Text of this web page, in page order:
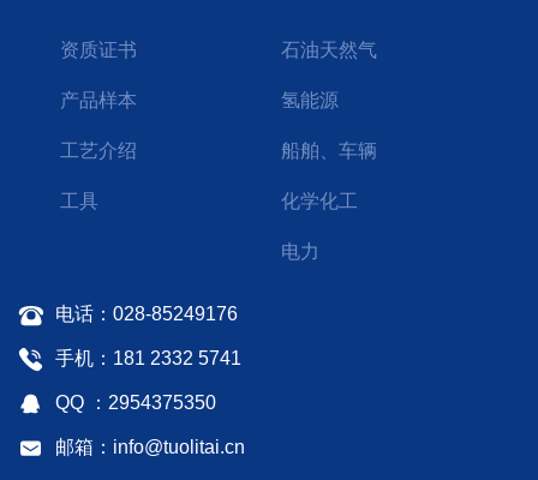
资质证书
产品样本
工艺介绍
工具
石油天然气
氢能源
船舶、车辆
化学化工
电力
电话：028-85249176
手机：181 2332 5741
QQ ：2954375350
邮箱：info@tuolitai.cn